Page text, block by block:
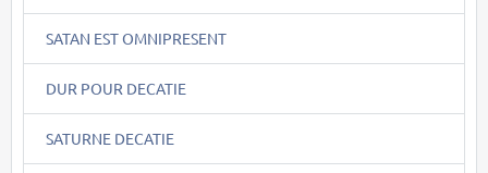
SATAN EST OMNIPRESENT
DUR POUR DECATIE
SATURNE DECATIE